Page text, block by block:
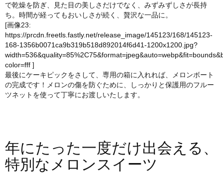
で乾燥を防ぎ、見た目の美しさだけでなく、みずみずしさが長持
ち。時間が経ってもおいしさが続く、贅沢な一品に。
[画像23:
https://prcdn.freetls.fastly.net/release_image/145123/168/145123-
168-1356b0071ca9b319b518d892014f6d41-1200x1200.jpg?
color=fff ]
最後にケーキピックをさして、専用の箱に入れれば、メロンボート
の完成です！メロンの傷を防ぐために、しっかりと保護用のフルー
ツネットを使って丁寧にお渡しいたします。
年にたった一度だけ出会える、
特別なメロンスイーツ